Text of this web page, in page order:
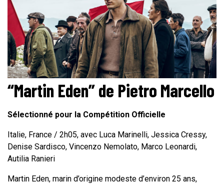
“Martin Eden” de Pietro Marcello
Sélectionné pour la Compétition Officielle
Italie, France / 2h05, avec Luca Marinelli, Jessica Cressy,
Denise Sardisco, Vincenzo Nemolato, Marco Leonardi,
Autilia Ranieri
Martin Eden, marin d’origine modeste d’environ 25 ans,